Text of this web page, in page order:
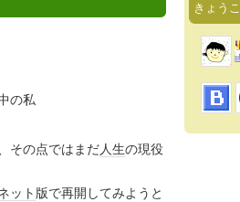
の私
その点ではまだ人生の現役
ット 版で再開してみようと
きょう